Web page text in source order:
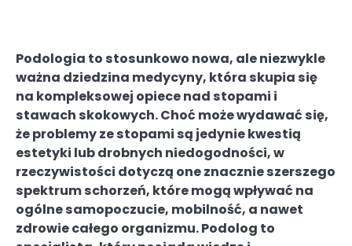
Podologia to stosunkowo nowa, ale niezwykle
ważna dziedzina medycyny, która skupia się
na kompleksowej opiece nad stopami i
stawach skokowych. Choć może wydawać się,
że problemy ze stopami są jedynie kwestią
estetyki lub drobnych niedogodności, w
rzeczywistości dotyczą one znacznie szerszego
spektrum schorzeń, które mogą wpływać na
ogólne samopoczucie, mobilność, a nawet
zdrowie całego organizmu. Podolog to